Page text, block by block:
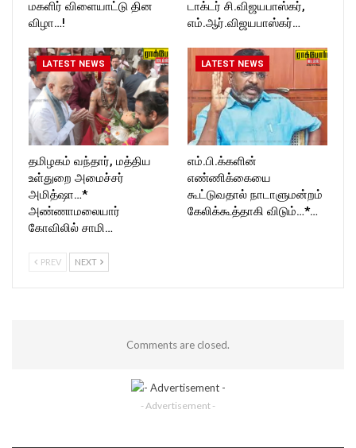
மகளிர் விளையாட்டு தின
விழா…!
டாக்டர் சி.விஜயபாஸ்கர்,
எம்.ஆர்.விஜயபாஸ்கர்…
LATEST NEWS
தமிழகம் வந்தார், மத்திய
உள்துறை அமைச்சர்
அமித்ஷா…*
அண்ணாமலையார்
கோவிலில் சாமி…
LATEST NEWS
எம்.பி.க்களின்
எண்ணிக்கையை
கூட்டுவதால் நாடாளுமன்றம்
கேலிக்கூத்தாகி விடும்…*…
PREV NEXT
Comments are closed.
- Advertisement -